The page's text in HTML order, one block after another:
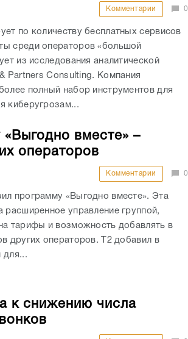
Комментарии 0
по количеству бесплатных сервисов
среди операторов «большой
из исследования аналитической
Partners Consulting. Компания
полный набор инструментов для
киберугрозам...
«Выгодно вместе» –
операторов
Комментарии 0
программу «Выгодно вместе». Эта
расширенное управление группой,
тарифы и возможность добавлять в
других операторов. Т2 добавил в
для...
к снижению числа